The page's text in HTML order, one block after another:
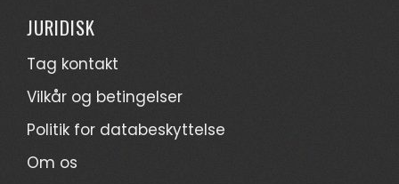
JURIDISK
Tag kontakt
Vilkår og betingelser
Politik for databeskyttelse
Om os